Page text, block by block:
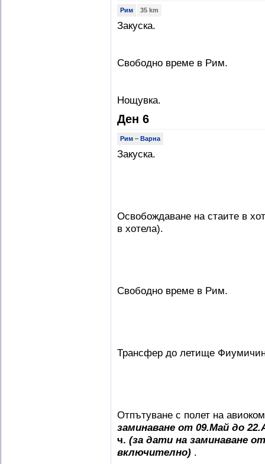
Рим 35 km
Закуска.
Свободно време в Рим.
Нощувка.
Ден 6
Рим – Варна
Закуска.
Освобождаване на стаите в
в хотела).
Свободно време в Рим.
Трансфер до летище
Отпътуване с полет на
заминаване от 09.Май до
ч. (за дати на заминаване
включително) .